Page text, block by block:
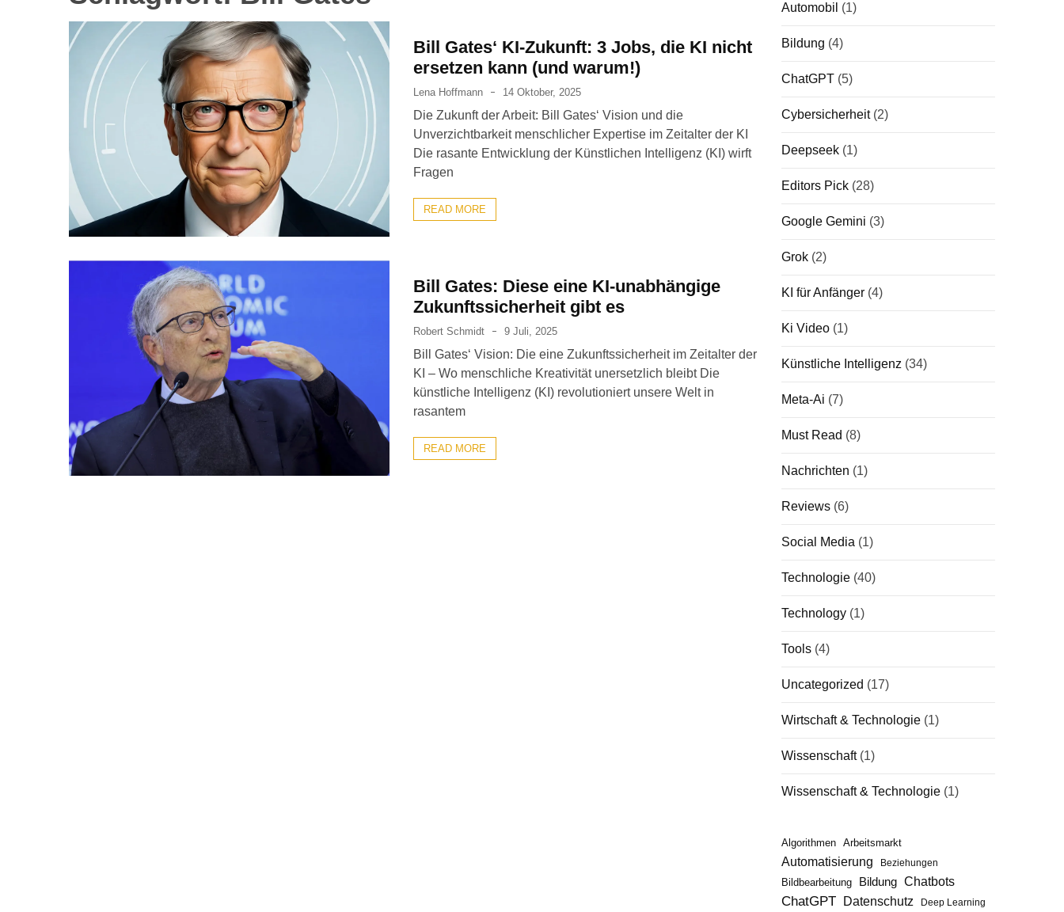
Bill Gates‘ KI-Zukunft: 3 Jobs, die KI nicht
ersetzen kann (und warum!)
Lena Hoffmann 14 Oktober, 2025
Die Zukunft der Arbeit: Bill Gates‘ Vision und die
Unverzichtbarkeit menschlicher Expertise im Zeitalter der KI
Die rasante Entwicklung der Künstlichen Intelligenz (KI) wirft
Fragen
READ MORE
Bill Gates: Diese eine KI-unabhängige
Zukunftssicherheit gibt es
Robert Schmidt 9 Juli, 2025
Bill Gates‘ Vision: Die eine Zukunftssicherheit im Zeitalter der
KI – Wo menschliche Kreativität unersetzlich bleibt Die
künstliche Intelligenz (KI) revolutioniert unsere Welt in
rasantem
READ MORE
Automobil (1)
Bildung (4)
ChatGPT (5)
Cybersicherheit(2)
Deepseek (1)
Editors Pick (28)
Google Gemini (3)
Grok (2)
KI für Anfänger (4)
Ki Video (1)
Künstliche Intelligenz (34)
Meta-Ai (7)
Must Read (8)
Nachrichten (1)
Reviews (6)
Social Media (1)
Technologie (40)
Technology (1)
Tools (4)
Uncategorized (17)
Wirtschaft & Technologie (1)
Wissenschaft(1)
Wissenschaft & Technologie (1)
Algorithmen Arbeitsmarkt
Automatisierung Beziehungen
Bildbearbeitung Bildung Chatbots
ChatGPT Datenschutz Deep Learning